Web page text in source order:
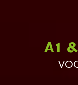
A1